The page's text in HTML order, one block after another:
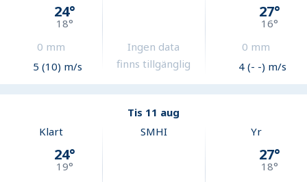
24°
18°
0 mm
5 (10) m/s
Ingen data
finns tillgänglig
27°
16°
0 mm
4 (- -) m/s
Tis 11 aug
Klart
24°
19°
SMHI Yr
27°
18°